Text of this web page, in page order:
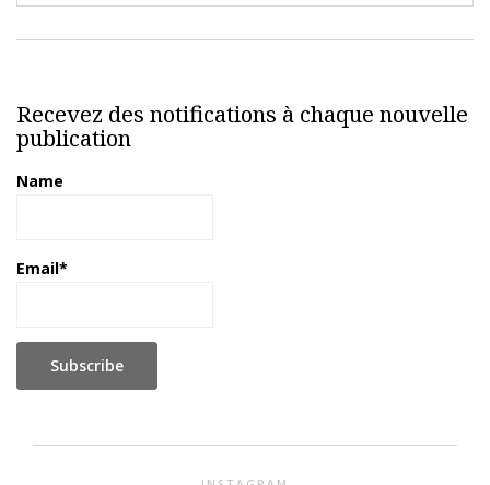
Recevez des notifications à chaque nouvelle
publication
Name
Email*